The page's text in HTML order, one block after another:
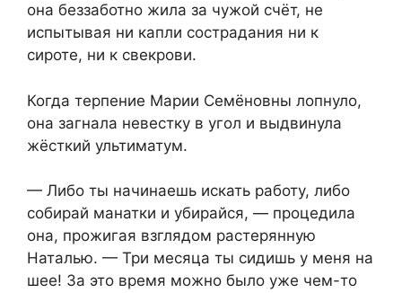
она беззаботно жила за чужой счёт, не
испытывая ни капли сострадания ни к
сироте, ни к свекрови.
Когда терпение Марии Семёновны лопнуло,
она загнала невестку в угол и выдвинула
жёсткий ультиматум.
— Либо ты начинаешь искать работу, либо
собирай манатки и убирайся, — процедила
она, прожигая взглядом растерянную
Наталью. — Три месяца ты сидишь у меня на
шее! За это время можно было уже чем-то